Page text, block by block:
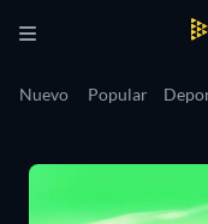
Nuevo Popular